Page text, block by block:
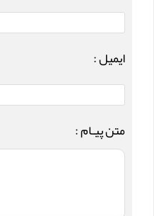
ایمیل :
متن پیـام :